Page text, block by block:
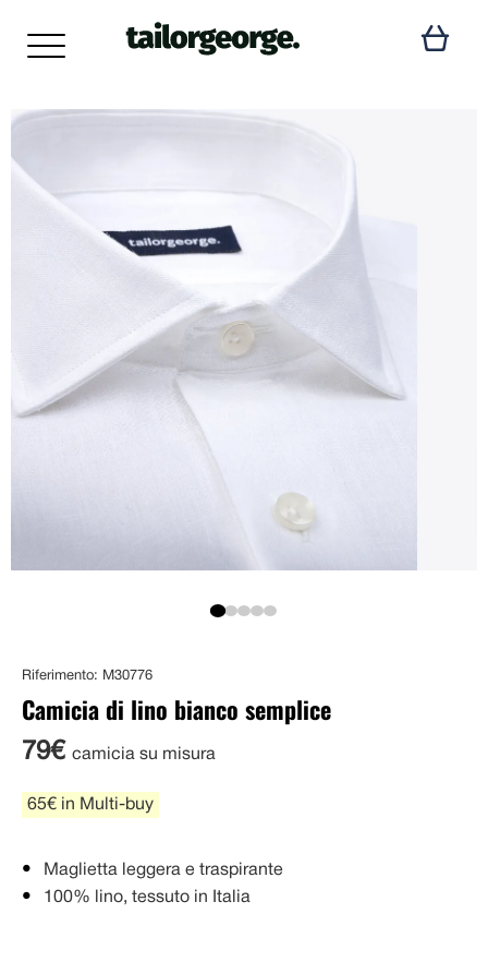
Riferimento: M30776
Camicia di lino bianco semplice
79€ camicia su misura
65€ in Multi-buy
Maglietta leggera e traspirante
100% lino, tessuto in Italia